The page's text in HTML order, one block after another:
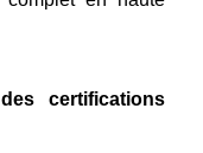
certifications